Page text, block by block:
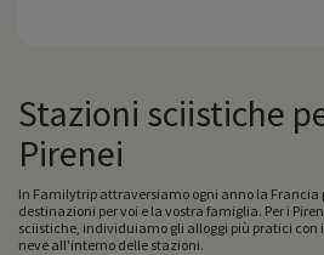
Stazioni sciistiche
Pirenei
In Familytrip attraversiamo ogni anno la Francia
destinazioni per voi e la vostra famiglia. Per i
sciistiche, individuiamo gli alloggi più pratici
neve all'interno delle stazioni.